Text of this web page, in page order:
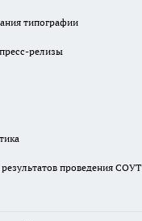
типографии
релизы
проведения СОУТ